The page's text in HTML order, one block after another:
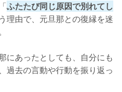
ふたたび同じ原因で別れてし
理由で、元旦那との復縁を迷
にあったとしても、自分にも
過去の言動や行動を振り返っ